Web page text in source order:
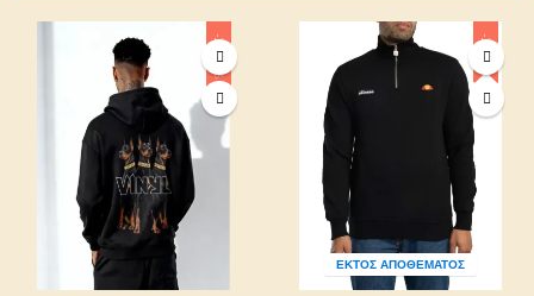
-20,98%
ΕΚΤΌΣ ΑΠΟΘΈΜΑΤΟΣ
-20%